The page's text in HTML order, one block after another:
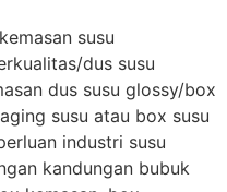
susu
dus susu
dus susu glossy/box
susu atau box susu
industri susu
kandungan bubuk